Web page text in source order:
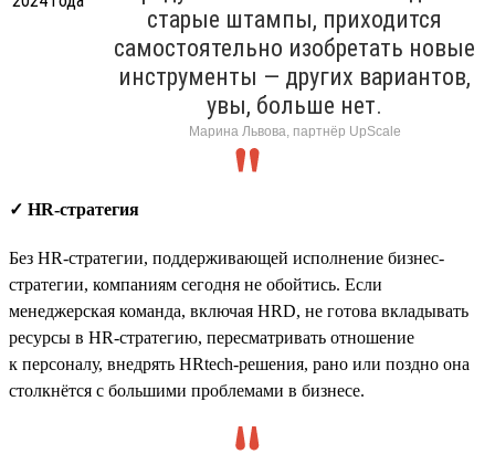
старые штампы, приходится
самостоятельно изобретать новые
инструменты — других вариантов,
увы, больше нет.
Марина Львова, партнёр UpScale
✓ HR-стратегия
Без HR-стратегии, поддерживающей исполнение бизнес-
стратегии, компаниям сегодня не обойтись. Если
менеджерская команда, включая HRD, не готова вкладывать
ресурсы в HR-стратегию, пересматривать отношение
к персоналу, внедрять HRtech-решения, рано или поздно она
столкнётся с большими проблемами в бизнесе.